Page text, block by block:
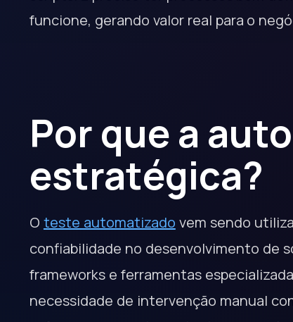
funcione, gerando valor real para o
Por que a
estratégica?
O teste automatizado vem sendo
confiabilidade no desenvolvimento de
frameworks e ferramentas
necessidade de intervenção manual